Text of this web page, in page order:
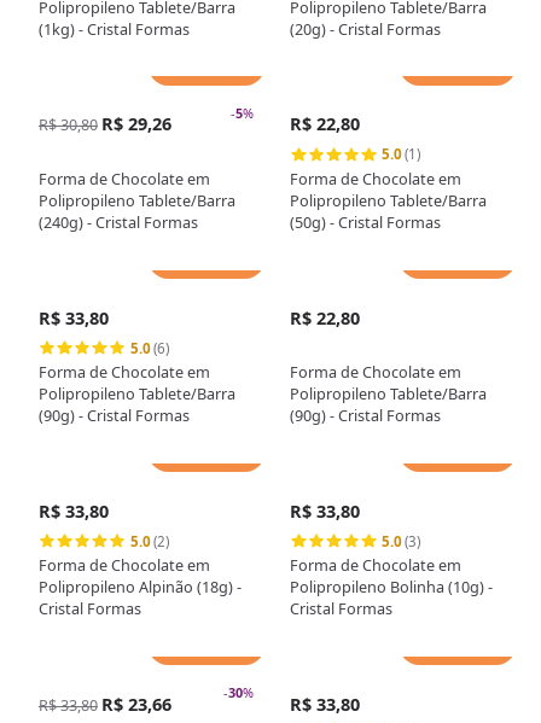
Polipropileno Tablete/Barra
(1kg) - Cristal Formas
Polipropileno Tablete/Barra
(20g) - Cristal Formas
-5%
R$ 30,80 R$ 29,26
Forma de Chocolate em
Polipropileno Tablete/Barra
(240g) - Cristal Formas
R$ 22,80
5.0(1)
Forma de Chocolate em
Polipropileno Tablete/Barra
(50g) - Cristal Formas
R$ 33,80
5.0(6)
Forma de Chocolate em
Polipropileno Tablete/Barra
(90g) - Cristal Formas
R$ 22,80
Forma de Chocolate em
Polipropileno Tablete/Barra
(90g) - Cristal Formas
R$ 33,80
5.0(2)
Forma de Chocolate em
Polipropileno Alpinão (18g) -
Cristal Formas
R$ 33,80
5.0(3)
Forma de Chocolate em
Polipropileno Bolinha (10g) -
Cristal Formas
-30%
R$ 33,80 R$ 23,66 R$ 33,80